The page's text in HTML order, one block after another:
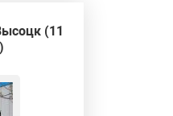
(11